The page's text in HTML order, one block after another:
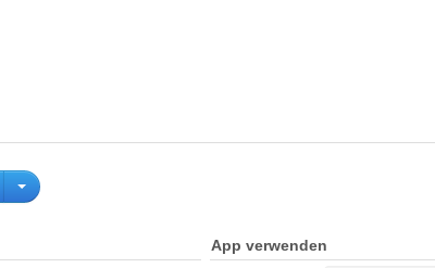
App verwenden